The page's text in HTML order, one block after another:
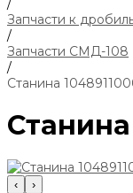
/
Запчасти к
/
Запчасти СМД-108
/
Станина
‹ ›